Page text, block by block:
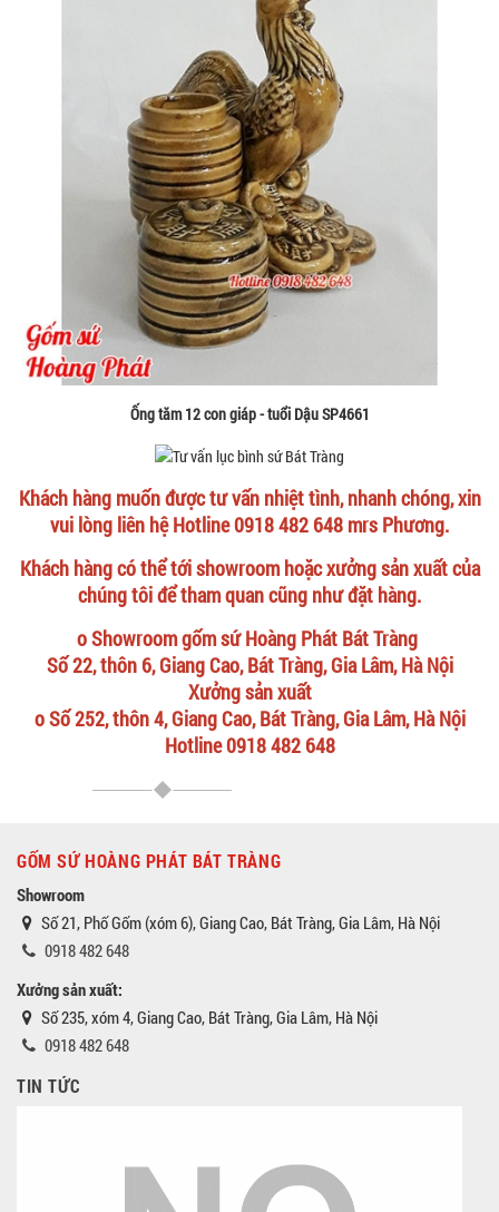
Ống tăm 12 con giáp - tuổi Dậu SP4661
Khách hàng muốn được tư vấn nhiệt tình, nhanh chóng, xin
vui lòng liên hệ Hotline 0918 482 648 mrs Phương.
Khách hàng có thể tới showroom hoặc xưởng sản xuất của
chúng tôi để tham quan cũng như đặt hàng.
o Showroom gốm sứ Hoàng Phát Bát Tràng
Số 22, thôn 6, Giang Cao, Bát Tràng, Gia Lâm, Hà Nội
Xưởng sản xuất
o Số 252, thôn 4, Giang Cao, Bát Tràng, Gia Lâm, Hà Nội
Hotline 0918 482 648
GỐM SỨ HOÀNG PHÁT BÁT TRÀNG
Showroom
Số 21, Phố Gốm (xóm 6), Giang Cao, Bát Tràng, Gia Lâm, Hà Nội
0918 482 648
Xưởng sản xuất:
Số 235, xóm 4, Giang Cao, Bát Tràng, Gia Lâm, Hà Nội
0918 482 648
TIN TỨC